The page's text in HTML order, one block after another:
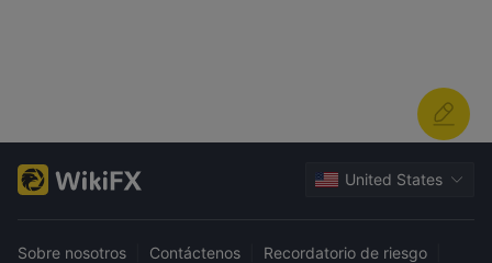
United States
Sobre nosotros Contáctenos Recordatorio de riesgo